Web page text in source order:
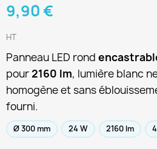
9,90 €
HT
Panneau LED rond
pour 2160 lm, lumière blanc
homogène et sans
fourni.
Ø 300 mm 24 W 2160 lm